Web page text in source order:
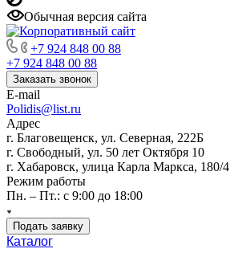
Обычная версия сайта
+7 924 848 00 88
+7 924 848 00 88
Заказать звонок
E-mail
Polidis@list.ru
Адрес
г. Благовещенск, ул. Северная, 222Б
г. Свободный, ул. 50 лет Октября 10
г. Хабаровск, улица Карла Маркса, 180/4
Режим работы
Пн. – Пт.: с 9:00 до 18:00
Подать заявку
Каталог